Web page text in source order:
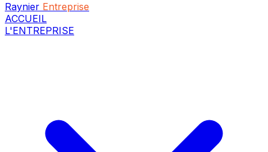
Raynier Entreprise
ACCUEIL
L'ENTREPRISE